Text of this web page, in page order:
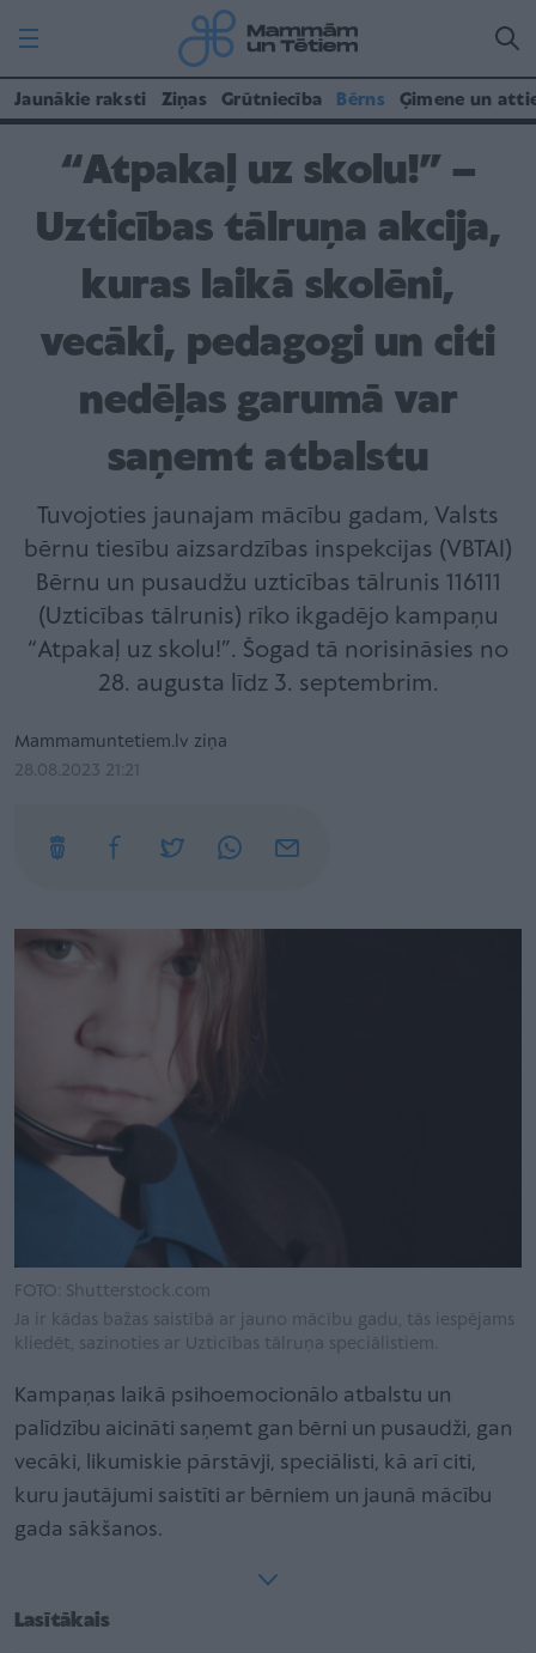
Jaunākie raksti Ziņas Grūtniecība Bērns Ģimene un
“Atpakaļ uz skolu!” –
Uzticības tālruņa akcija,
kuras laikā skolēni,
vecāki, pedagogi un citi
nedēļas garumā var
saņemt atbalstu
Tuvojoties jaunajam mācību gadam, Valsts
bērnu tiesību aizsardzības inspekcijas (VBTAI)
Bērnu un pusaudžu uzticības tālrunis 116111
(Uzticības tālrunis) rīko ikgadējo kampaņu
“Atpakaļ uz skolu!”. Šogad tā norisināsies no
28. augusta līdz 3. septembrim.
Mammamuntetiem.lv ziņa
28.08.2023 21:21
FOTO: Shutterstock.com
Ja ir kādas bažas saistībā ar jauno mācību gadu, tās iespējams
kliedēt, sazinoties ar Uzticības tālruņa speciālistiem.
Kampaņas laikā psihoemocionālo atbalstu un
palīdzību aicināti saņemt gan bērni un pusaudži, gan
vecāki, likumiskie pārstāvji, speciālisti, kā arī citi,
kuru jautājumi saistīti ar bērniem un jaunā mācību
gada sākšanos.
Lasītākais